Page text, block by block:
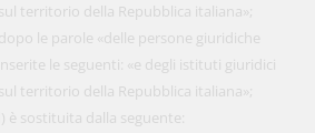
territorio della Repubblica italiana»;
le parole «delle persone giuridiche
le seguenti: «e degli istituti giuridici
territorio della Repubblica italiana»;
è sostituita dalla seguente: